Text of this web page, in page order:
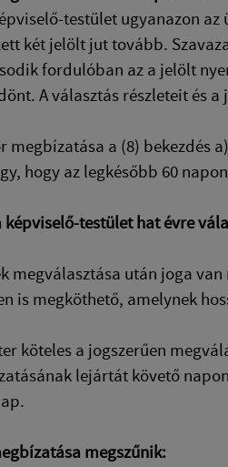
testület ugyanazon
két jelölt jut tovább.
fordulóban az a jelölt
A választás részleteit és
megbízatása a (8) bekezdés
hogy az legkésőbb 60
képviselő-testület hat évre
megválasztása után joga
is megköthető, amelynek
köteles a jogszerűen
lejártát követő
megszűnik: